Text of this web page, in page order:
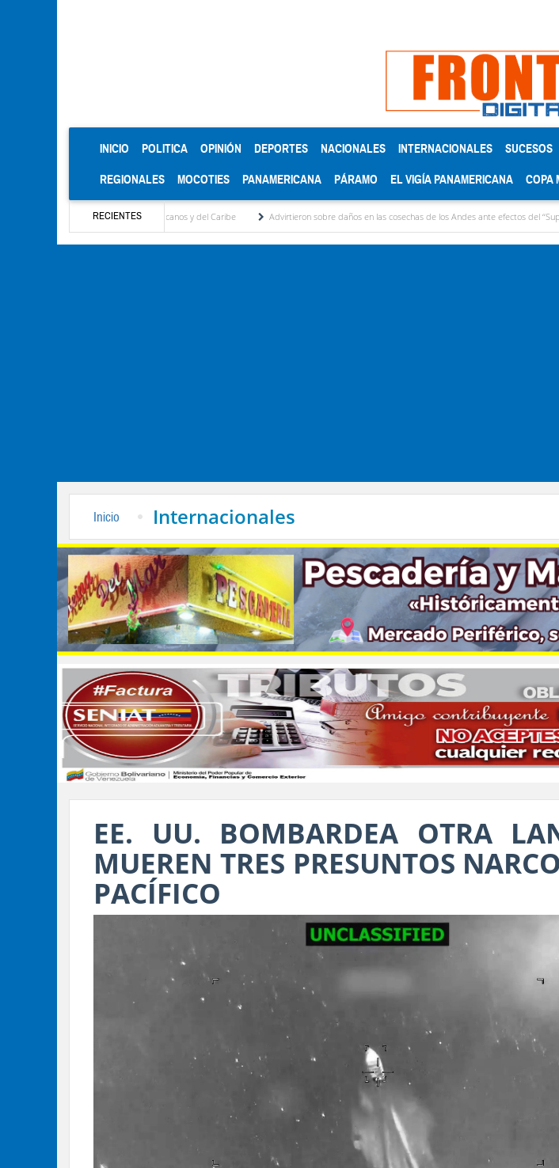
INICIO (CURRENT)
POLITICA OPINIÓN DEPORTES NACIONALES INTERNACIONALES SUCESOS
REGIONALES MOCOTIES PANAMERICANA PÁRAMO EL VIGÍA PANAMERICANA COPA
RECIENTES
en los Juegos Centroamericanos y del Caribe Advirtieron sobre daños en las cosechas de los Andes ante efectos del ‘‘Superniño’’
Inicio Internacionales
EE. UU. BOMBARDEA OTRA
MUEREN TRES PRESUNTOS
PACÍFICO